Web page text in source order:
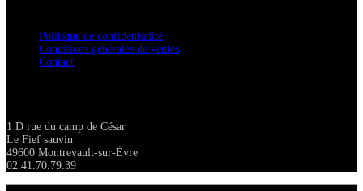
Politique de confidentialité
Conditions générales de ventes
Contact
1 D rue du camp de César
Le Fief sauvin
49600 Montrevault-sur-Èvre
02.41.70.79.39